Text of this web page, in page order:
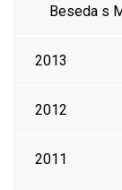
Beseda s
2013
2012
2011